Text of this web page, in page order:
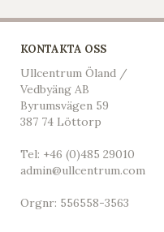
KONTAKTA OSS
Ullcentrum Öland /
Vedbyäng AB
Byrumsvägen 59
387 74 Löttorp
Tel: +46 (0)485 29010
admin@ullcentrum.com
Orgnr: 556558-3563